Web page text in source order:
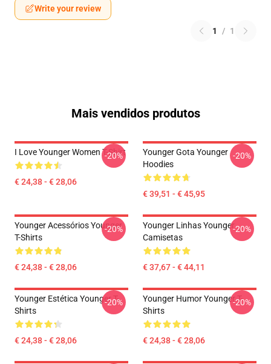
Write your review
1 / 1
Mais vendidos produtos
I Love Younger Women T-Shirt
€ 24,38 - € 28,06
-20%
Younger Gota Younger
Hoodies
€ 39,51 - € 45,95
-20%
Younger Acessórios Younger
T-Shirts
€ 24,38 - € 28,06
-20%
Younger Linhas Younger
Camisetas
€ 37,67 - € 44,11
-20%
Younger Estética Younger T-
Shirts
€ 24,38 - € 28,06
-20%
Younger Humor Younger T-
Shirts
€ 24,38 - € 28,06
-20%